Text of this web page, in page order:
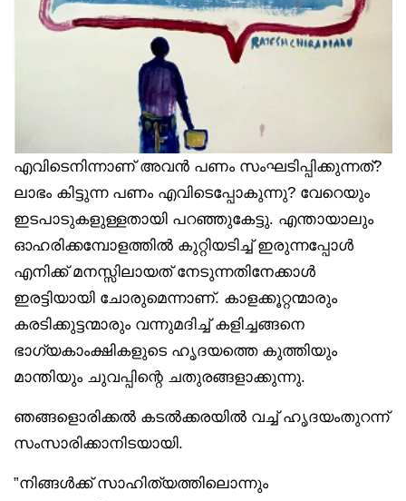
എവിടെനിന്നാണ് അവൻ പണം സംഘടിപ്പിക്കുന്നത്?
ലാഭം കിട്ടുന്ന പണം എവിടെപ്പോകുന്നു? വേറെയും
ഇടപാടുകളുള്ളതായി പറഞ്ഞുകേട്ടു. എന്തായാലും
ഓഹരിക്കമ്പോളത്തിൽ കുറ്റിയടിച്ച് ഇരുന്നപ്പോൾ
എനിക്ക് മനസ്സിലായത് നേടുന്നതിനേക്കാൾ
ഇരട്ടിയായി ചോരുമെന്നാണ്. കാളക്കൂറ്റന്മാരും
കരടിക്കുട്ടന്മാരും വന്നുമദിച്ച് കളിച്ചങ്ങനെ
ഭാഗ്യകാംക്ഷികളുടെ ഹൃദയത്തെ കുത്തിയും
മാന്തിയും ചുവപ്പിന്റെ ചതുരങ്ങളാക്കുന്നു.
ഞങ്ങളൊരിക്കൽ കടൽക്കരയിൽ വച്ച് ഹൃദയംതുറന്ന്
സംസാരിക്കാനിടയായി.
”നിങ്ങൾക്ക് സാഹിത്യത്തിലൊന്നും